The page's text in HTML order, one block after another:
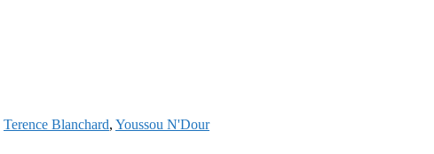
Terence Blanchard, Youssou N'Dour